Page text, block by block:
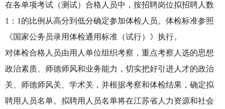
在各单项考试（测试）合格人员中，按招聘岗位拟招聘人数
1：1的比例从高分到低分确定参加体检人员。体检标准参照
《国家公务员录用体检通用标准（试行）》执行。
对体检合格人员由用人单位组织考察，重点考察人选的思想
政治素质、师德师风和业务能力，切实把好引进人才的政治
关、师德师风关、学术关，并根据考察和体检结果，确定拟
聘用人员名单。拟聘用人员名单将在江苏省人力资源和社会